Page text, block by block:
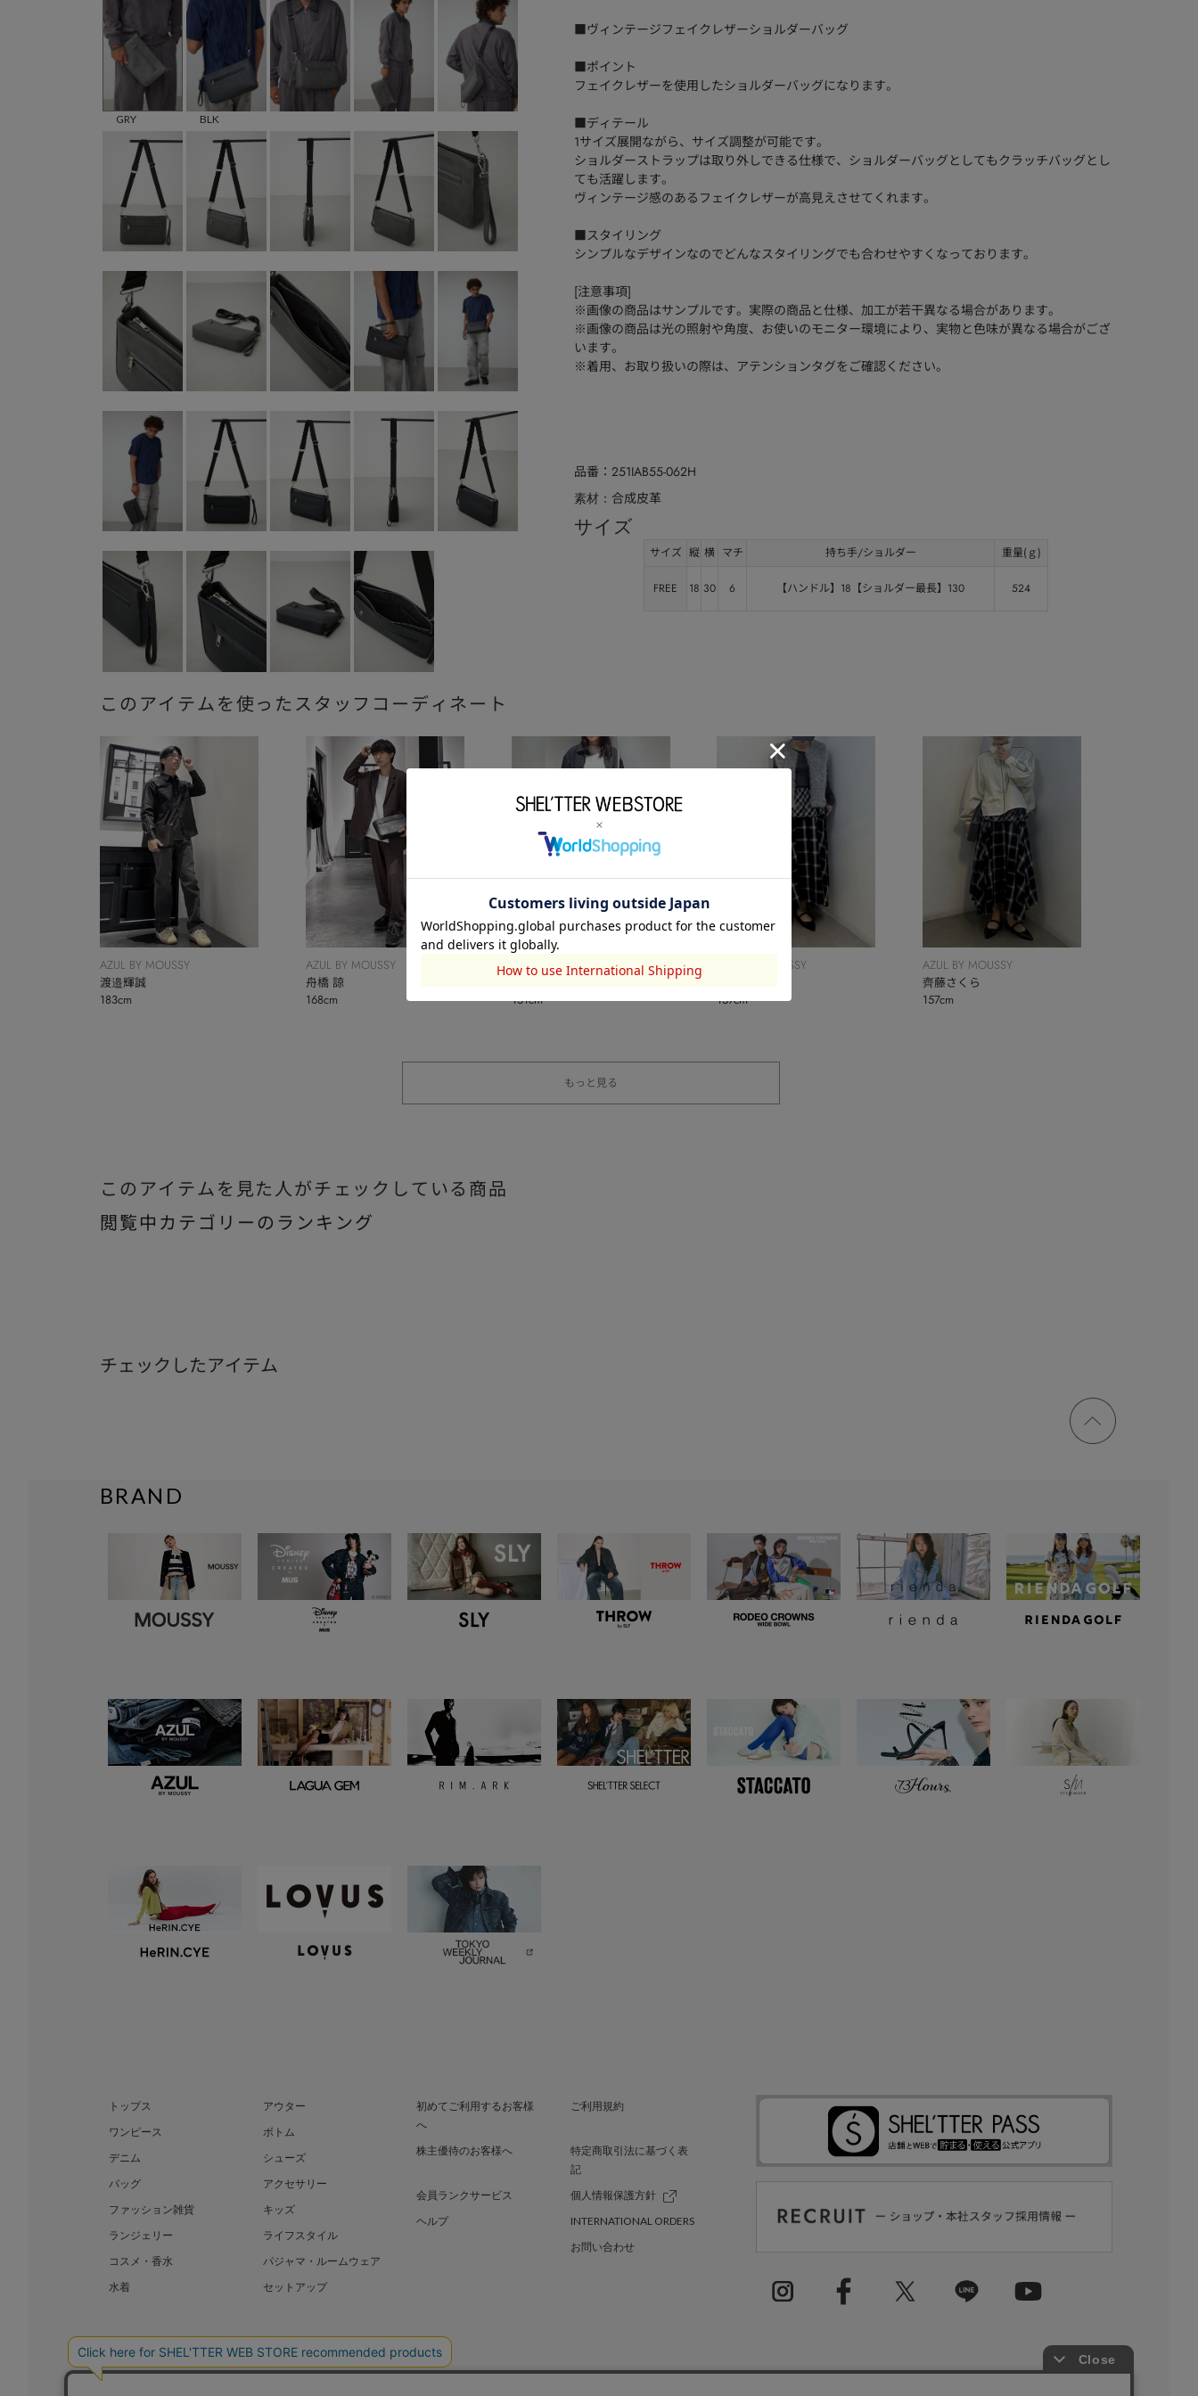
GRY BLK
■ヴィンテージフェイクレザーショルダーバッグ
■ポイント
フェイクレザーを使用したショルダーバッグになります。
■ディテール
1サイズ展開ながら、サイズ調整が可能です。
ショルダーストラップは取り外しできる仕様で、ショルダーバッグとしてもクラッチバッグとし
ても活躍します。
ヴィンテージ感のあるフェイクレザーが高見えさせてくれます。
■スタイリング
シンプルなデザインなのでどんなスタイリングでも合わせやすくなっております。
[注意事項]
※画像の商品はサンプルです。実際の商品と仕様、加工が若干異なる場合があります。
※画像の商品は光の照射や角度、お使いのモニター環境により、実物と色味が異なる場合がござ
います。
※着用、お取り扱いの際は、アテンションタグをご確認ください。
品番 251IAB55-062H
素材 合成皮革
サイズ
サイズ 縦 横 マチ 持ち手/ショルダー 重量(ｇ)
FREE 18 30 6 【ハンドル】18【ショルダー最長】130 524
このアイテムを使ったスタッフコーディネート
AZUL BY MOUSSY
渡邉輝誠
183cm
AZUL BY MOUSSY
舟橋 諒
168cm
AZUL BY MOUSSY
151cm
AZUL BY MOUSSY
157cm
AZUL BY MOUSSY
齊藤さくら
157cm
もっと見る
このアイテムを見た人がチェックしている商品
閲覧中カテゴリーのランキング
チェックしたアイテム
ページ
トップ
BRAND
トップス
アウター
ワンピース
ボトム
デニム
シューズ
バッグ
アクセサリー
ファッション雑貨
キッズ
ランジェリー
ライフスタイル
コスメ・香水
パジャマ・ルームウェア
水着
セットアップ
初めてご利用するお客様
へ
ご利用規約
株主優待のお客様へ
特定商取引法に基づく表
記
会員ランクサービス
個人情報保護方針
ヘルプ
INTERNATIONAL ORDERS
お問い合わせ